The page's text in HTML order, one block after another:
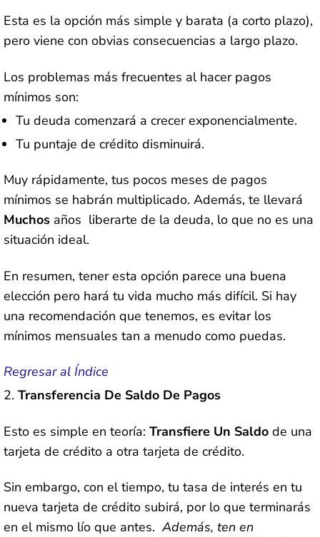
Esta es la opción más simple y barata (a corto plazo),
pero viene con obvias consecuencias a largo plazo.
Los problemas más frecuentes al hacer pagos
mínimos son:
Tu deuda comenzará a crecer exponencialmente.
Tu puntaje de crédito disminuirá.
Muy rápidamente, tus pocos meses de pagos
mínimos se habrán multiplicado. Además, te llevará
Muchos años liberarte de la deuda, lo que no es una
situación ideal.
En resumen, tener esta opción parece una buena
elección pero hará tu vida mucho más difícil. Si hay
una recomendación que tenemos, es evitar los
mínimos mensuales tan a menudo como puedas.
Regresar al Índice
Transferencia De Saldo De Pagos
Esto es simple en teoría: Transfiere Un Saldo de una
tarjeta de crédito a otra tarjeta de crédito.
Sin embargo, con el tiempo, tu tasa de interés en tu
nueva tarjeta de crédito subirá, por lo que terminarás
en el mismo lío que antes. Además, ten en